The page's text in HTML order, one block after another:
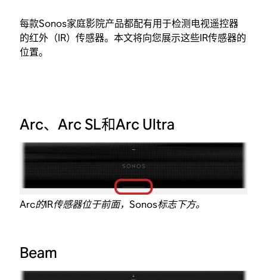
每款Sonos家庭影院产品都配有用于检测电视遥控器
的红外（IR）传感器。本文将向您展示这些IR传感器的
位置。
Arc、Arc SL和Arc Ultra
Arc的IR传感器位于前面，Sonos标志下方。
Beam